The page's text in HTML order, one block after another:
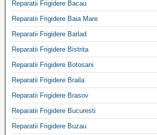
Reparatii Frigidere Bacau
Reparatii Frigidere Baia Mare
Reparatii Frigidere Barlad
Reparatii Frigidere Bistrita
Reparatii Frigidere Botosani
Reparatii Frigidere Braila
Reparatii Frigidere Brasov
Reparatii Frigidere Bucuresti
Reparatii Frigidere Buzau